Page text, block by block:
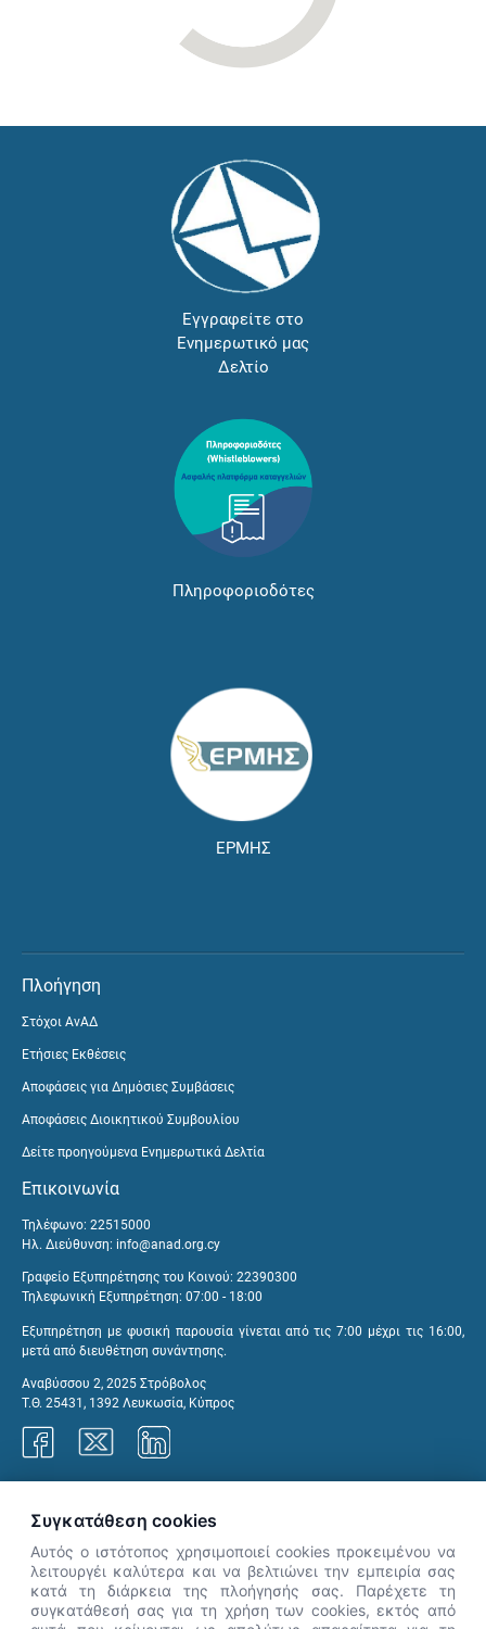
Εγγραφείτε στο
Ενημερωτικό μας
Δελτίο
Πληροφοριοδότες
ΕΡΜΗΣ
Πλοήγηση
Στόχοι ΑνΑΔ
Ετήσιες Εκθέσεις
Αποφάσεις για Δημόσιες Συμβάσεις
Αποφάσεις Διοικητικού Συμβουλίου
Δείτε προηγούμενα Ενημερωτικά Δελτία
Επικοινωνία
Τηλέφωνο: 22515000
Ηλ. Διεύθυνση: info@anad.org.cy
Γραφείο Εξυπηρέτησης του Κοινού: 22390300
Τηλεφωνική Εξυπηρέτηση: 07:00 - 18:00
Εξυπηρέτηση με φυσική παρουσία γίνεται από τις 7:00 μέχρι τις 16:00,
μετά από διευθέτηση συνάντησης.
Αναβύσσου 2, 2025 Στρόβολος
Τ.Θ. 25431, 1392 Λευκωσία, Κύπρος
👋 Καλώς ήρθες! Είμαι η Νόησις.
Συγκατάθεση cookies
Αυτός ο ιστότοπος χρησιμοποιεί cookies προκειμένου να
λειτουργέι καλύτερα και να βελτιώνει την εμπειρία σας
κατά τη διάρκεια της πλοήγησής σας. Παρέχετε τη
συγκατάθεσή σας για τη χρήση των cookies, εκτός από